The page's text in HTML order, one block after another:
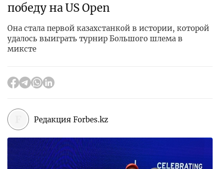
победу на US Open
Она стала первой казахстанкой в истории, которой
удалось выиграть турнир Большого шлема в
миксте
Редакция Forbes.kz